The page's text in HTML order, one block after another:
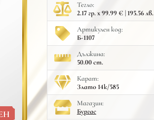
Тегло:
2.17 гр. x 99.99 € | 195.56 лв.
Артикулен код:
Б-1107
Дължина:
50.00 cm.
Карат:
Злато 14к/585
Mагазин:
Бургас